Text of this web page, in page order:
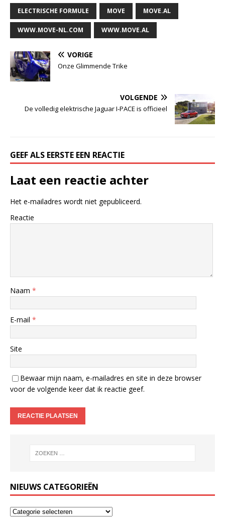
ELECTRISCHE FORMULE MOVE MOVE.AL
WWW.MOVE-NL.COM WWW.MOVE.AL
VORIGE
Onze Glimmende Trike
VOLGENDE
De volledig elektrische Jaguar I-PACE is officieel
GEEF ALS EERSTE EEN REACTIE
Laat een reactie achter
Het e-mailadres wordt niet gepubliceerd.
Reactie
Naam *
E-mail *
Site
Bewaar mijn naam, e-mailadres en site in deze browser
voor de volgende keer dat ik reactie geef.
NIEUWS CATEGORIEËN